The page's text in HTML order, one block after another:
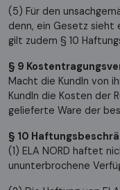
(5) Für den
denn, ein Gesetz sieht
gilt zudem § 10
§ 9
Macht die KundIn von
KundIn die Kosten der
gelieferte Ware der
§ 10
(1) ELA NORD haftet
ununterbrochene